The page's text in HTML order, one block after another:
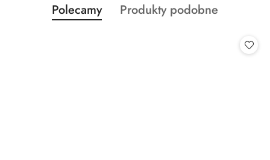
Pomiń karuzelę produktów
Produkty
o
Polecamy
Produkty
Produkty podobne